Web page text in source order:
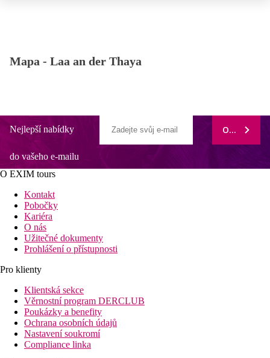
Mapa - Laa an der Thaya
Nejlepší nabídky
do vašeho e-mailu
ODEBÍRAT
O EXIM tours
Kontakt
Pobočky
Kariéra
O nás
Užitečné dokumenty
Prohlášení o přístupnosti
Pro klienty
Klientská sekce
Věrnostní program DERCLUB
Poukázky a benefity
Ochrana osobních údajů
Nastavení soukromí
Compliance linka